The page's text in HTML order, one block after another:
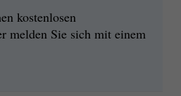
kostenlosen
melden Sie sich mit einem